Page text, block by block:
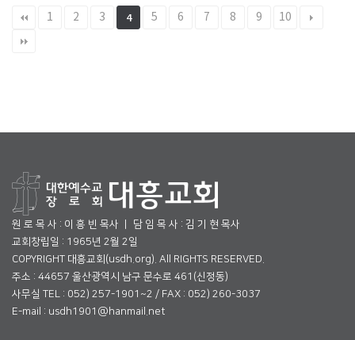
1 2 3 4 5 6 7 8 9 10
원 로 목 사 : 이 흥 빈 목사 ㅣ 담 임 목 사 : 김 기 현 목사
교회창립일 : 1965년 2월 2일
COPYRIGHT 대흥교회(usdh.org). All RIGHTS RESERVED.
주소 : 44657 울산광역시 남구 문수로 461(신정동)
사무실 TEL : 052) 257-1901~2 / FAX : 052) 260-3037
E-mail : usdh1901@hanmail.net